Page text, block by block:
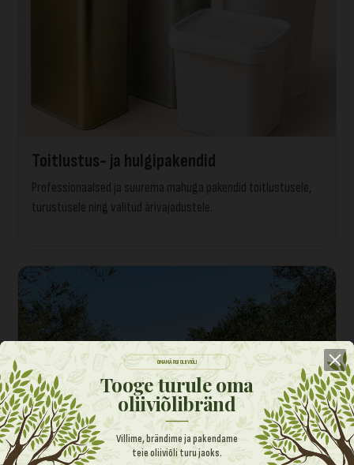
Toitlustus- ja hulgipakendid
Professionaalsed ja suurema mahuga pakendid toitlustusele,
turustusele ning valitud ärivajadustele.
OMAMÄRGI OLIIVIÕLI
Tooge turule oma
oliiviõlibränd
Villime, brändime ja pakendame
teie oliiviõli turu jaoks.